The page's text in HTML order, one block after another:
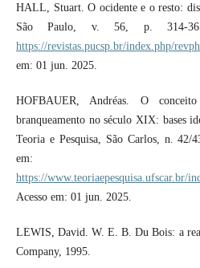
HALL, Stuart. O ocidente e o resto:
São Paulo, v. 56, p. 314-
https://revistas.pucsp.br/index.php/
em: 01 jun. 2025.
HOFBAUER, Andréas. O
branqueamento no século XIX: bases
Teoria e Pesquisa, São Carlos, n. 42/
em:
https://www.teoriaepesquisa.ufscar.br/
Acesso em: 01 jun. 2025.
LEWIS, David. W. E. B. Du Bois: a
Company, 1995.